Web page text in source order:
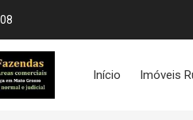
Início Imóveis